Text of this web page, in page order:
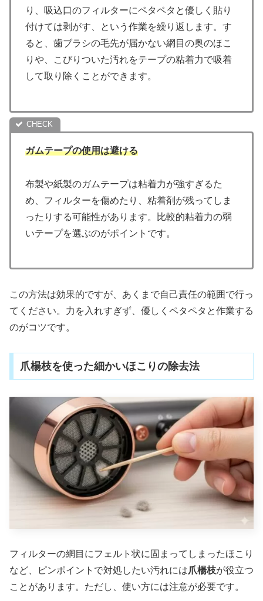
り、吸込口のフィルターにペタペタと優しく貼り
付けては剥がす、という作業を繰り返します。す
ると、歯ブラシの毛先が届かない網目の奥のほこ
りや、こびりついた汚れをテープの粘着力で吸着
して取り除くことができます。
ガムテープの使用は避ける
布製や紙製のガムテープは粘着力が強すぎるた
め、フィルターを傷めたり、粘着剤が残ってしま
ったりする可能性があります。比較的粘着力の弱
いテープを選ぶのがポイントです。
この方法は効果的ですが、あくまで自己責任の範囲で行っ
てください。力を入れすぎず、優しくペタペタと作業する
のがコツです。
爪楊枝を使った細かいほこりの除去法
フィルターの網目にフェルト状に固まってしまったほこり
など、ピンポイントで対処したい汚れには爪楊枝が役立つ
ことがあります。ただし、使い方には注意が必要です。